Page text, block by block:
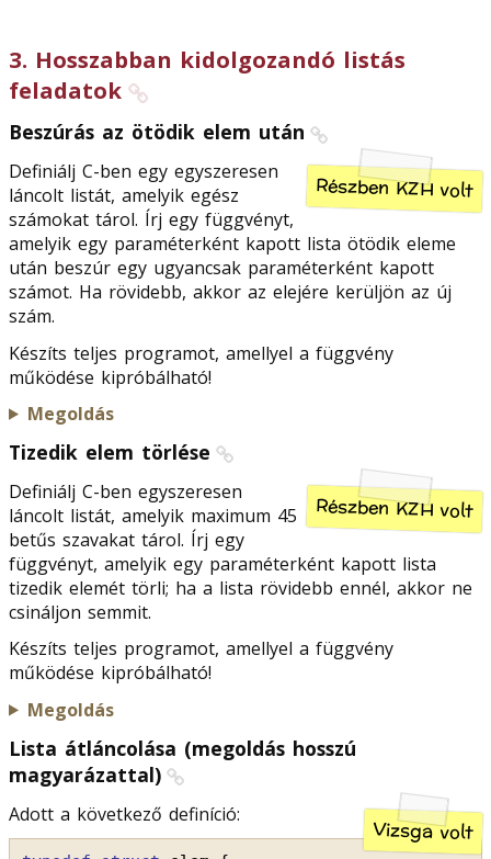
3. Hosszabban kidolgozandó listás
feladatok
Beszúrás az ötödik elem után
Részben KZH volt
Definiálj C-ben egy egyszeresen
láncolt listát, amelyik egész
számokat tárol. Írj egy függvényt,
amelyik egy paraméterként kapott lista ötödik eleme
után beszúr egy ugyancsak paraméterként kapott
számot. Ha rövidebb, akkor az elejére kerüljön az új
szám.
Készíts teljes programot, amellyel a függvény
működése kipróbálható!
Megoldás
Tizedik elem törlése
Részben KZH volt
Definiálj C-ben egyszeresen
láncolt listát, amelyik maximum 45
betűs szavakat tárol. Írj egy
függvényt, amelyik egy paraméterként kapott lista
tizedik elemét törli; ha a lista rövidebb ennél, akkor ne
csináljon semmit.
Készíts teljes programot, amellyel a függvény
működése kipróbálható!
Megoldás
Lista átláncolása (megoldás hosszú
magyarázattal)
Vizsga volt
Adott a következő definíció: